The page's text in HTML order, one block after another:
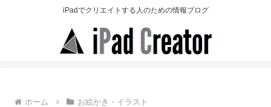
iPadでクリエイトする人のための情報ブログ
ホーム お絵かき・イラスト